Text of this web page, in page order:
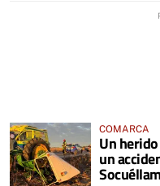
COMARCA
Un
un